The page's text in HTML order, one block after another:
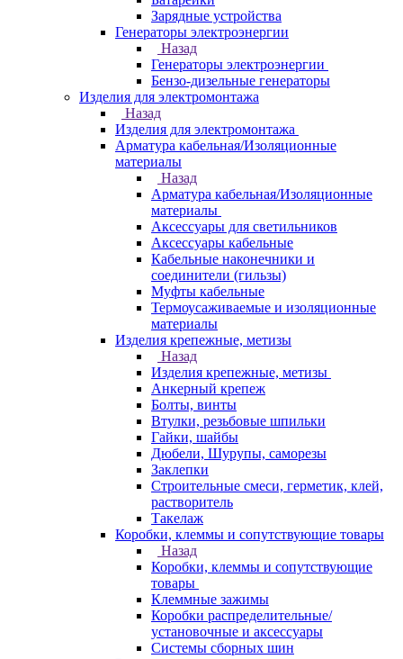
Зарядные устройства
Генераторы электроэнергии
Назад
Генераторы электроэнергии
Бензо-дизельные генераторы
Изделия для электромонтажа
Назад
Изделия для электромонтажа
Арматура кабельная/Изоляционные
материалы
Назад
Арматура кабельная/Изоляционные
материалы
Аксессуары для светильников
Аксессуары кабельные
Кабельные наконечники и
соединители (гильзы)
Муфты кабельные
Термоусаживаемые и изоляционные
материалы
Изделия крепежные, метизы
Назад
Изделия крепежные, метизы
Анкерный крепеж
Болты, винты
Втулки, резьбовые шпильки
Гайки, шайбы
Дюбели, Шурупы, саморезы
Заклепки
Строительные смеси, герметик, клей,
растворитель
Такелаж
Коробки, клеммы и сопутствующие товары
Назад
Коробки, клеммы и сопутствующие
товары
Клеммные зажимы
Коробки распределительные/
установочные и аксессуары
Системы сборных шин